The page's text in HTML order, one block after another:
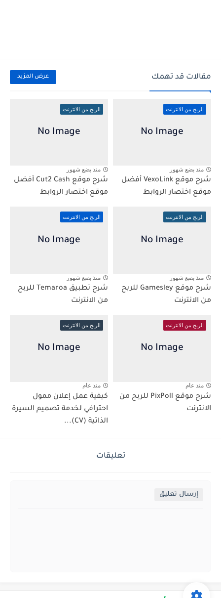
مقالات قد تهمك عرض المزيد
الربح من الانترنت
منذ بضع شهور
شرح موقع VexoLink أفضل
موقع اختصار الروابط
الربح من الانترنت
منذ بضع شهور
شرح موقع Cut2 Cash أفضل
موقع اختصار الروابط
الربح من الانترنت
منذ بضع شهور
شرح موقع Gamesley للربح
من الانترنت
الربح من الانترنت
منذ بضع شهور
شرح تطبيق Temaroa للربح
من الانترنت
الربح من الانترنت
منذ عام
شرح موقع PixPoll للربح من
الانترنت
الربح من الانترنت
منذ عام
كيفية عمل إعلان ممول
احترافي لخدمة تصميم السيرة
الذاتية (CV)...
تعليقات
إرسال تعليق